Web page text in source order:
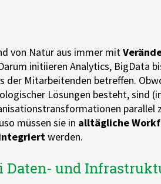
von Natur aus immer mit
initiieren Analytics, BigData
der Mitarbeitenden betreffen.
Lösungen besteht, sind
müssen sie in alltägliche
werden.
Daten- und